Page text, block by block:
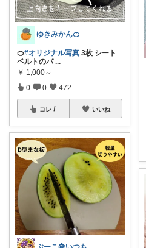
ゆきみかん🍊
🍊#オリジナル写真 3枚 シート
ベルトのバ ...
￥ 1,000～
0 0 472
コレ いいね